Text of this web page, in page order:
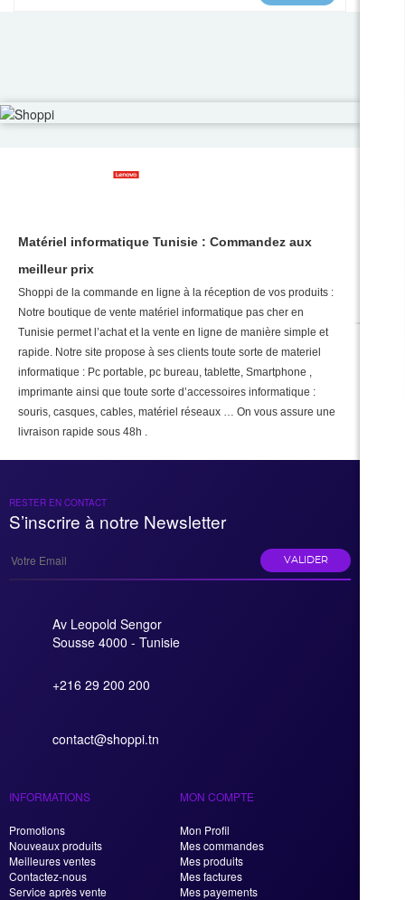
Matériel informatique Tunisie : Commandez aux
meilleur prix
Shoppi de la commande en ligne à la réception de vos produits :
Notre boutique de vente matériel informatique pas cher en
Tunisie permet l’achat et la vente en ligne de manière simple et
rapide. Notre site propose à ses clients toute sorte de materiel
informatique : Pc portable, pc bureau, tablette, Smartphone ,
imprimante ainsi que toute sorte d’accessoires informatique :
souris, casques, cables, matériel réseaux … On vous assure une
livraison rapide sous 48h .
RESTER EN CONTACT
S’inscrire à notre Newsletter
VALIDER
Av Leopold Sengor
Sousse 4000 - Tunisie
+216 29 200 200
contact@shoppi.tn
INFORMATIONS
Promotions
Nouveaux produits
Meilleures ventes
Contactez-nous
Service après vente
MON COMPTE
Mon Profil
Mes commandes
Mes produits
Mes factures
Mes payements